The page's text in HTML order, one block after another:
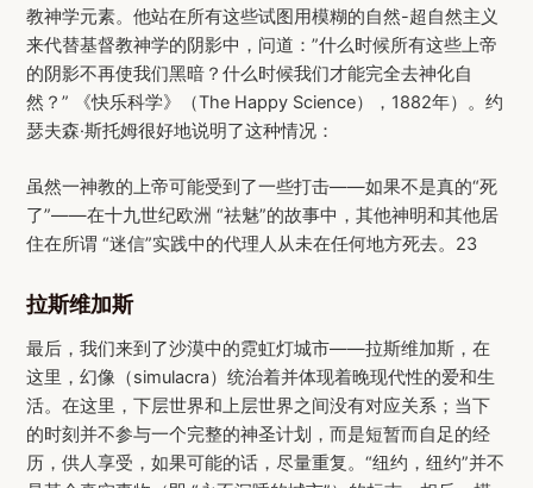
教神学元素。他站在所有这些试图用模糊的自然-超自然主义
来代替基督教神学的阴影中，问道：”什么时候所有这些上帝
的阴影不再使我们黑暗？什么时候我们才能完全去神化自
然？” 《快乐科学》（The Happy Science），1882年）。约
瑟夫森·斯托姆很好地说明了这种情况：
虽然一神教的上帝可能受到了一些打击——如果不是真的“死
了”——在十九世纪欧洲 “祛魅”的故事中，其他神明和其他居
住在所谓 “迷信”实践中的代理人从未在任何地方死去。23
拉斯维加斯
最后，我们来到了沙漠中的霓虹灯城市——拉斯维加斯，在
这里，幻像（simulacra）统治着并体现着晚现代性的爱和生
活。在这里，下层世界和上层世界之间没有对应关系；当下
的时刻并不参与一个完整的神圣计划，而是短暂而自足的经
历，供人享受，如果可能的话，尽量重复。“纽约，纽约”并不